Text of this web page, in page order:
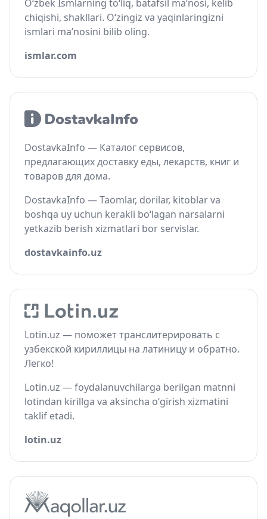
O‘zbek Ismlarning to‘liq, batafsil ma’nosi, kelib
chiqishi, shakllari. O‘zingiz va yaqinlaringizni
ismlari ma’nosini bilib oling.
ismlar.com
DostavkaInfo — Каталог сервисов,
предлагающих доставку еды, лекарств, книг и
товаров для дома.
DostavkaInfo — Taomlar, dorilar, kitoblar va
boshqa uy uchun kerakli bo‘lagan narsalarni
yetkazib berish xizmatlari bor servislar.
dostavkainfo.uz
Lotin.uz — поможет транслитерировать с
узбекской кириллицы на латиницу и обратно.
Легко!
Lotin.uz — foydalanuvchilarga berilgan matnni
lotindan kirillga va aksincha o‘girish xizmatini
taklif etadi.
lotin.uz